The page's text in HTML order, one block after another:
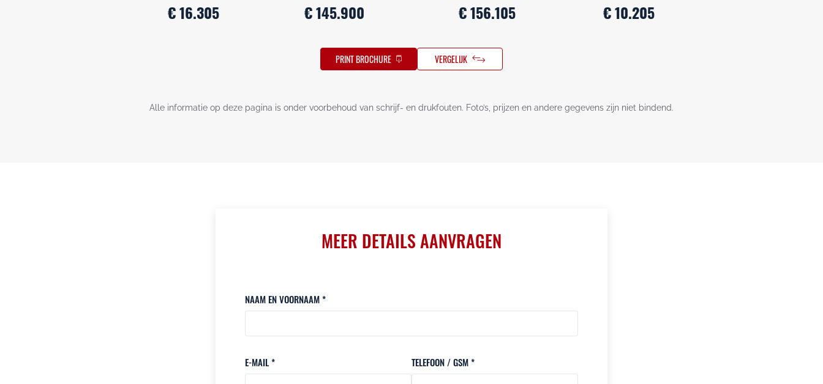
€ 16.305 € 145.900 € 156.105 € 10.205
PRINT BROCHURE VERGELIJK
Alle informatie op deze pagina is onder voorbehoud van schrijf- en drukfouten. Foto’s, prijzen en andere gegevens zijn niet bindend.
MEER DETAILS AANVRAGEN
NAAM EN VOORNAAM *
E-MAIL * TELEFOON / GSM *